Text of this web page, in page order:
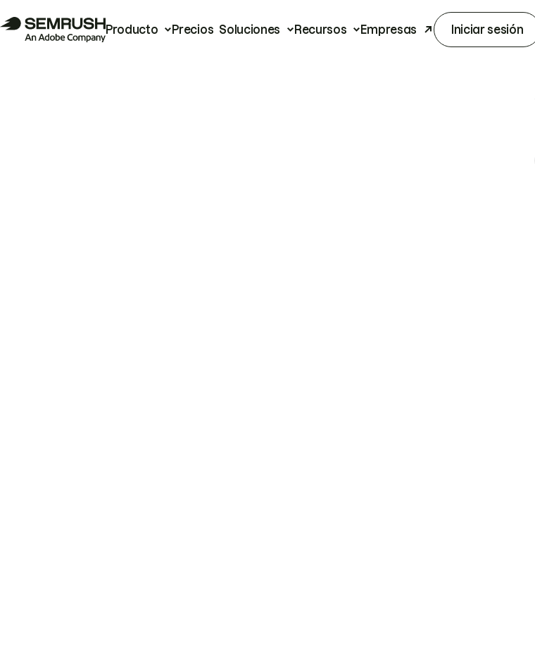
Producto Precios Soluciones Recursos Empresas Iniciar sesión